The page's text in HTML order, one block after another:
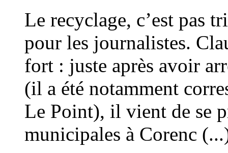
Le recyclage, c’est pas
pour les journalistes.
fort : juste après avoir
(il a été notamment
Le Point), il vient de se
municipales à Corenc